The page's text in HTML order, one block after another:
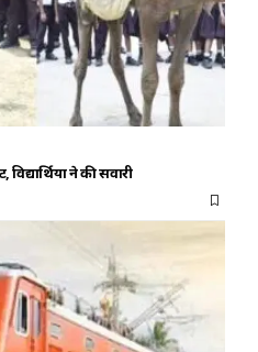
ने की सवारी